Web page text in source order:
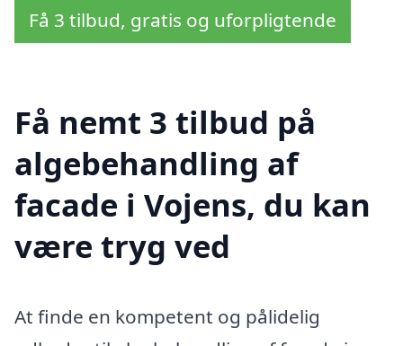
Få 3 tilbud, gratis og uforpligtende
Få nemt 3 tilbud på
algebehandling af
facade i Vojens, du kan
være tryg ved
At finde en kompetent og pålidelig